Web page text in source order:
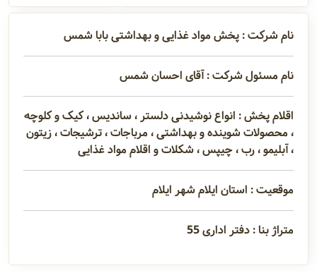
مسئولین
گالری
سابقه
شرکت
نام شرکت : پخش مواد غذایی و بهداشتی بابا شمس
نام مسئول شرکت : آقای احسان شمس
اقلام پخش : انواع نوشیدنی دلستر ، ساندیس ، کیک و کلوچه
، محصولات شوینده و بهداشتی ، مرباجات ، ترشیجات ، زیتون
، آبلیمو ، رب ، چیپس ، شکلات و اقلام مواد غذایی
موقعیت : استان ایلام شهر ایلام
متراژ بنا : دفتر اداری 55